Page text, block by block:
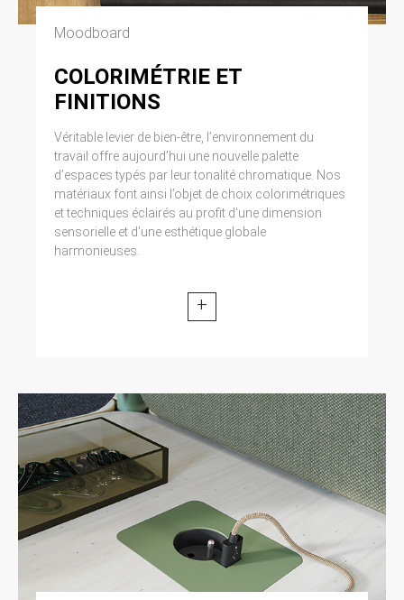
Moodboard
COLORIMÉTRIE ET
FINITIONS
Véritable levier de bien-être, l’environnement du
travail offre aujourd’hui une nouvelle palette
d’espaces typés par leur tonalité chromatique. Nos
matériaux font ainsi l’objet de choix colorimétriques
et techniques éclairés au profit d’une dimension
sensorielle et d’une esthétique globale
harmonieuses.
+